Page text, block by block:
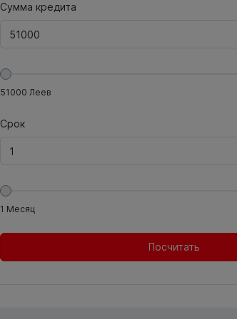
Сумма кредита
51000 Леев
Срок
1 Месяц
Посчитать